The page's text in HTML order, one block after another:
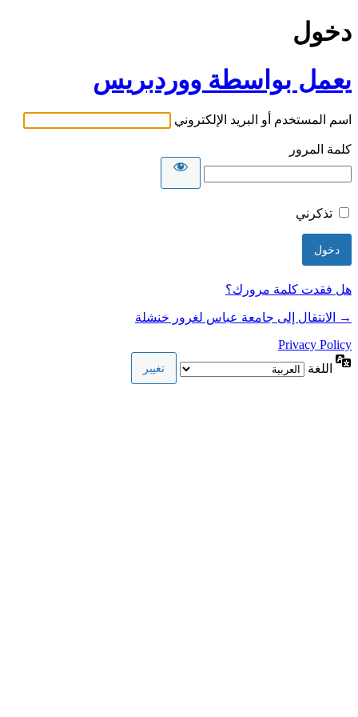
دخول
يعمل بواسطة ووردبريس
اسم المستخدم أو البريد الإلكتروني
كلمة المرور
تذكرني
هل فقدت كلمة مرورك؟
→ الانتقال إلى جامعة عباس لغرور خنشلة
Privacy Policy
اللغة